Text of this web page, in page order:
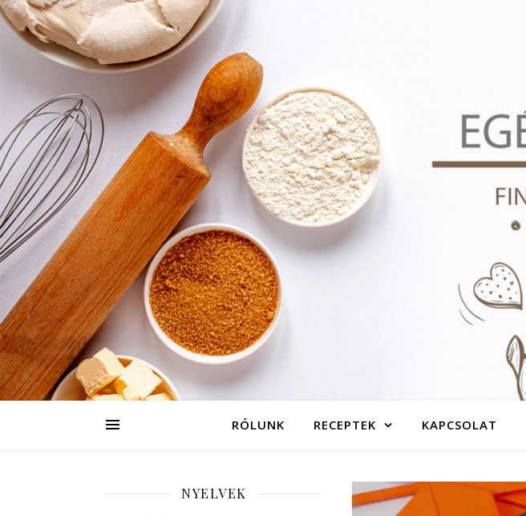
RÓLUNK RECEPTEK KAPCSOLAT
NYELVEK